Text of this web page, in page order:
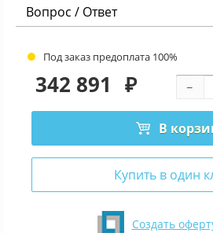
Вопрос / Ответ
Под заказ предоплата 100%
342 891 ₽
В
Купить в один
Создать